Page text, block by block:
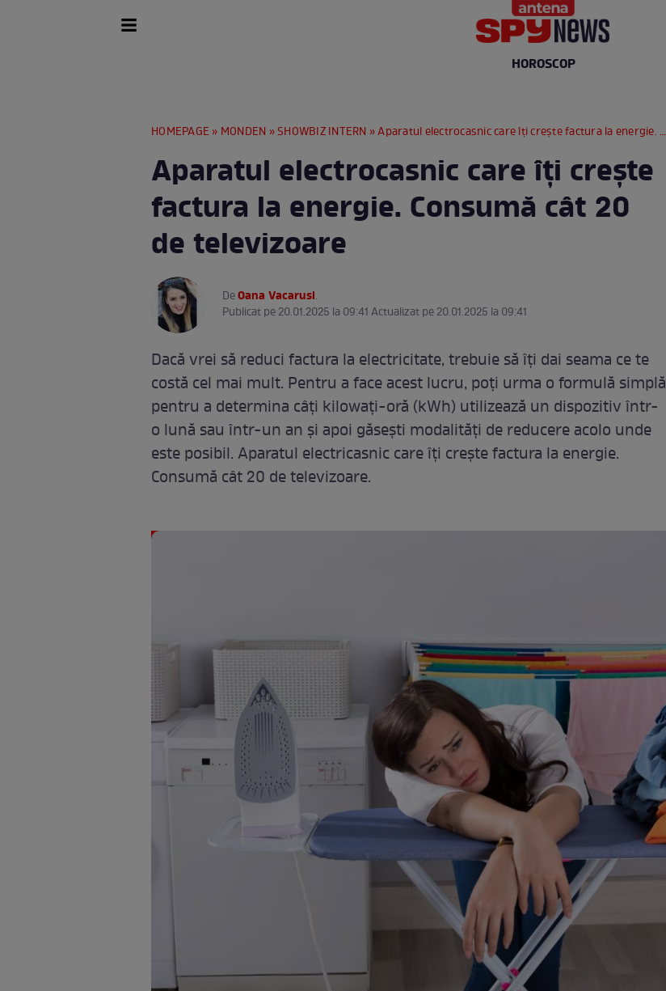
HOROSCOP
HOMEPAGE » MONDEN »SHOWBIZ INTERN » Aparatul electrocasnic care îți crește factura la energie. Consumă cât 20 de televizoare
Aparatul electrocasnic care îți crește
factura la energie. Consumă cât 20
de televizoare
DeOana Vacarusi.
Publicat pe 20.01.2025 la 09:41 Actualizat pe 20.01.2025 la 09:41
Dacă vrei să reduci factura la electricitate, trebuie să îți dai seama ce te
costă cel mai mult. Pentru a face acest lucru, poți urma o formulă simplă
pentru a determina câți kilowați-oră (kWh) utilizează un dispozitiv într-
o lună sau într-un an și apoi găsești modalități de reducere acolo unde
este posibil. Aparatul electricasnic care îți crește factura la energie.
Consumă cât 20 de televizoare.